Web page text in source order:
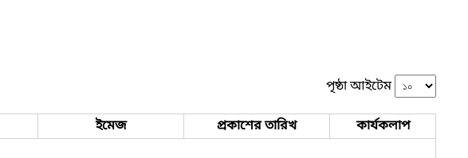
পৃষ্ঠা আইটেম
ইমেজ প্রকাশের তারিখ কার্যকলাপ